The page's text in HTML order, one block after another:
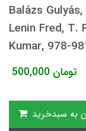
Balázs
Lenin Fred, T.
Kumar, 978-
500,000 تومان
به سبدخرید